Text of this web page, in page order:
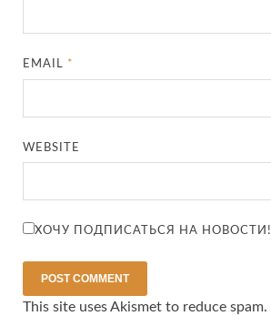
EMAIL *
WEBSITE
ХОЧУ ПОДПИСАТЬСЯ НА НОВОСТИ!
This site uses Akismet to reduce spam.